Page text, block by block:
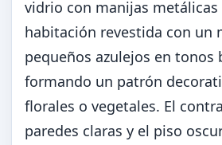
vidrio con manijas metálicas
habitación revestida con un
pequeños azulejos en tonos
formando un patrón
florales o vegetales. El
paredes claras y el piso